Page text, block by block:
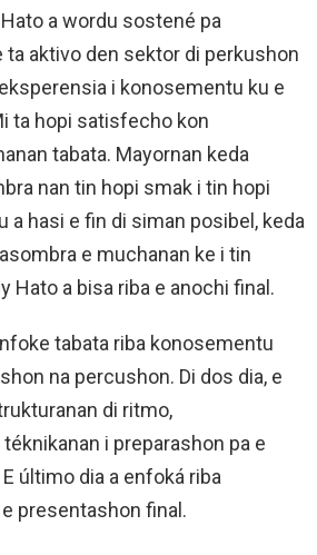
a wordu sostené pa
ta aktivo den sektor di perkushon
i konosementu ku e
ta hopi satisfecho kon
tabata. Mayornan keda
nan tin hopi smak i tin hopi
a hasi e fin di siman posibel, keda
e muchanan ke i tin
Hato a bisa riba e anochi final.
tabata riba konosementu
na percushon. Di dos dia, e
di ritmo,
i preparashon pa e
último dia a enfoká riba
presentashon final.